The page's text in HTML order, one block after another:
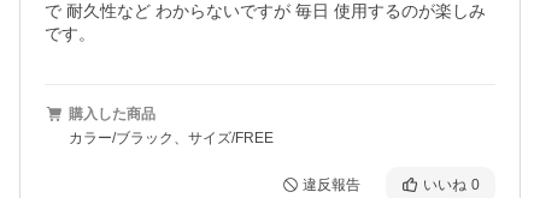
で 耐久性など わからないですが 毎日 使用するのが楽しみ
です。
購入した商品
カラー/ブラック、サイズ/FREE
違反報告 いいね 0